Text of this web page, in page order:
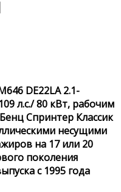
DE22LA 2.1-
л.с./ 80 кВт, рабочим
Спринтер Классик
несущими
на 17 или 20
поколения
с 1995 года